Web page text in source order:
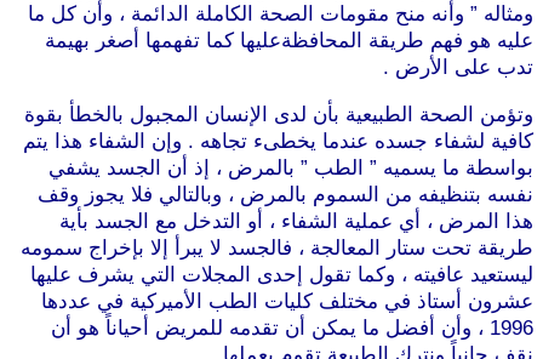
ومثاله ” وأنه منح مقومات الصحة الكاملة الدائمة ، وأن كل ما
عليه هو فهم طريقة المحافظةعليها كما تفهمها أصغر بهيمة
تدب على الأرض .
وتؤمن الصحة الطبيعية بأن لدى الإنسان المجبول بالخطأ بقوة
كافية لشفاء جسده عندما يخطىء تجاهه . وإن الشفاء هذا يتم
بواسطة ما يسميه ” الطب ” بالمرض ، إذ أن الجسد يشفي
نفسه بتنظيفه من السموم بالمرض ، وبالتالي فلا يجوز وقف
هذا المرض ، أي عملية الشفاء ، أو التدخل مع الجسد بأية
طريقة تحت ستار المعالجة ، فالجسد لا يبرأ إلا بإخراج سمومه
ليستعيد عافيته ، وكما تقول إحدى المجلات التي يشرف عليها
عشرون أستاذ في مختلف كليات الطب الأميركية في عددها
1996 ، وأن أفضل ما يمكن أن تقدمه للمريض أحياناً هو أن
نقف جانباً ونترك الطبيعة تقوم بعملها .